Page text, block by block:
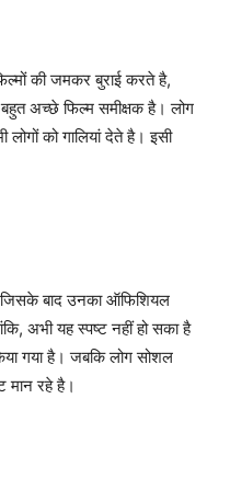
की जमकर बुराई करते है,
अच्छे फिल्म समीक्षक है। लोग
को गालियां देते है। इसी
जिसके बाद उनका ऑफिशियल
अभी यह स्पष्ट नहीं हो सका है
गया है। जबकि लोग सोशल
मान रहे है।